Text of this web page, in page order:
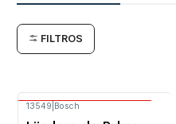
FILTROS
Envío Gratis Bosch
13549 Bosch